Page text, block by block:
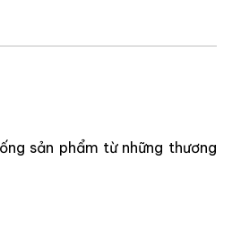
sản phẩm từ những thương